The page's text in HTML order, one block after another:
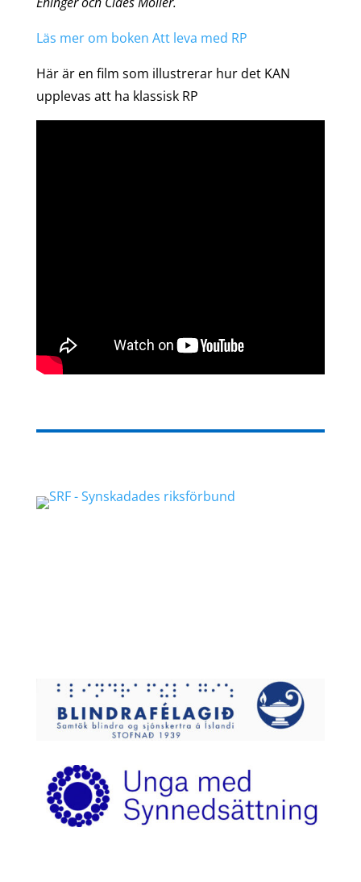
Läs mer om boken Att leva med RP
Här är en film som illustrerar hur det KAN
upplevas att ha klassisk RP